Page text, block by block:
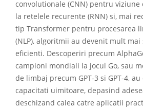
convolutionale (CNN) pentru viziune
la retelele recurente (RNN) si, mai
tip Transformer pentru procesarea
(NLP), algoritmii au devenit mult
eficienti. Descoperiri precum
campioni mondiali la jocul Go, sau
de limbaj precum GPT-3 si GPT-4,
capacitati uimitoare, depasind
deschizand calea catre aplicatii